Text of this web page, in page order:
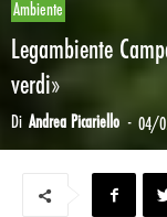
Ambiente
Legambiente
verdi»
Di Andrea Picariello - 04/